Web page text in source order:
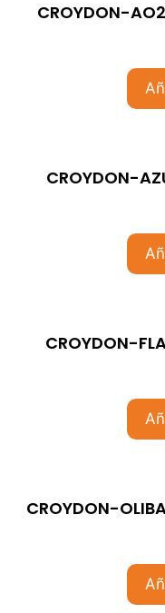
CROYDON-
CROYDON-
CROYDON-
CROYDON-